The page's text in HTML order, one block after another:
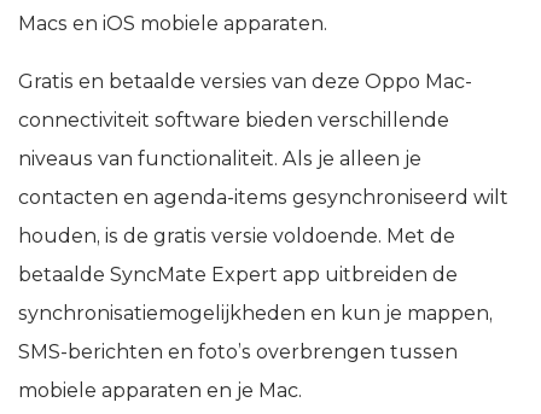
Macs en iOS mobiele apparaten.
Gratis en betaalde versies van deze Oppo Mac-
connectiviteit software bieden verschillende
niveaus van functionaliteit. Als je alleen je
contacten en agenda-items gesynchroniseerd wilt
houden, is de gratis versie voldoende. Met de
betaalde SyncMate Expert app uitbreiden de
synchronisatiemogelijkheden en kun je mappen,
SMS-berichten en foto’s overbrengen tussen
mobiele apparaten en je Mac.